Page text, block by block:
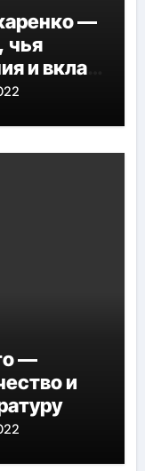
—
чья
и вклад
—
и